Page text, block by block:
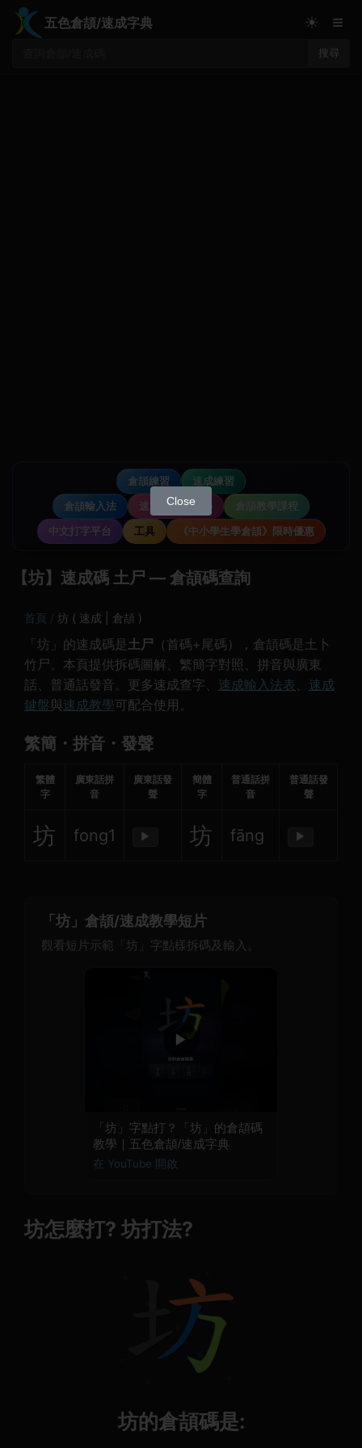
五色倉頡/速成字典
搜尋
☀ ≡
倉頡練習
速成練習
倉頡輸入法
速成輸入法教學
倉頡教學課程
中文打字平台
工具 《中小學生學倉頡》限時優惠
【坊】速成碼 土尸 — 倉頡碼查詢
首頁 坊 ( 速成 | 倉頡 )
「坊」的速成碼是 土尸 （首碼+尾碼），倉頡碼是土卜
竹尸。本頁提供拆碼圖解、繁簡字對照、拼音與廣東
話、普通話發音。更多速成查字、 速成輸入法表、 速成
鍵盤與速成教學可配合使用。
繁簡・拼音・發聲
繁體
字
廣東話拼
音
廣東話發
聲
簡體
字
普通話拼
音
普通話發
聲
坊 fong1 ▶ 坊 fāng ▶
「坊」倉頡/速成教學短片
觀看短片示範「坊」字點樣拆碼及輸入。
▶
「坊」字點打？「坊」的倉頡碼
教學｜五色倉頡/速成字典
在 YouTube 開啟
坊怎麼打? 坊打法?
坊的倉頡碼是:
Close